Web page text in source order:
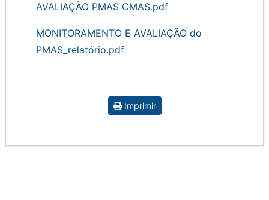
AVALIAÇÃO PMAS CMAS.pdf
MONITORAMENTO E AVALIAÇÃO do
PMAS_relatório.pdf
Imprimir